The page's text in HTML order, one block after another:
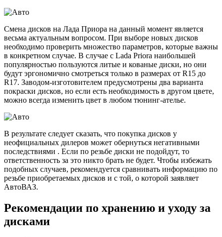
Смена дисков на Лада Приора на данный момент является
весьма актуальным вопросом. При выборе новых дисков
необходимо проверить множество параметров, которые важны
в конкретном случае. В случае с Lada Priora наибольшей
популярностью пользуются литые и кованые диски, но они
будут эргономично смотреться только в размерах от R15 до
R17. Заводом-изготовителем предусмотрены два варианта
покраски дисков, но если есть необходимость в другом цвете,
можно всегда изменить цвет в любом тюнинг-ателье.
В результате следует сказать, что покупка дисков у
неофициальных дилеров может обернуться негативными
последствиями . Если по резьбе диски не подойдут, то
ответственность за это никто брать не будет. Чтобы избежать
подобных случаев, рекомендуется сравнивать информацию по
резьбе приобретаемых дисков и с той, о которой заявляет
АвтоВАЗ.
Рекомендации по хранению и уходу за
дисками